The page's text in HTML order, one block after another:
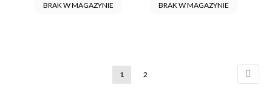
BRAK W MAGAZYNIE BRAK W MAGAZYNIE
Aktualnie
1 Strona
2